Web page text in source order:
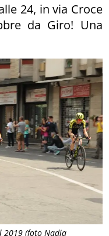
2019 (foto Nadia
24, in via Croce
da Giro! Una